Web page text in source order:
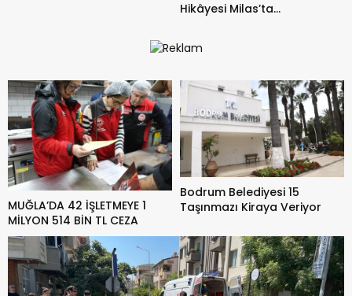
Hikâyesi Milas’ta
MUĞLA’DA 42 İŞLETMEYE 1
MİLYON 514 BİN TL CEZA
Bodrum Belediyesi 15
Taşınmazı Kiraya Veriyor